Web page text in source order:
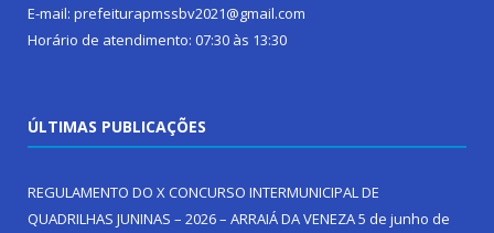
E-mail: prefeiturapmssbv2021@gmail.com
Horário de atendimento: 07:30 às 13:30
ÚLTIMAS PUBLICAÇÕES
REGULAMENTO DO X CONCURSO INTERMUNICIPAL DE
QUADRILHAS JUNINAS – 2026 – ARRAIÁ DA VENEZA5 de junho de